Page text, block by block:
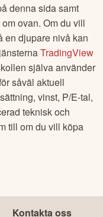
denna sida samt
ovan. Om du vill
en djupare nivå kan
TradingView
själva använder
såväl aktuell
vinst, P/E-tal,
teknisk och
till om du vill köpa
Kontakta oss